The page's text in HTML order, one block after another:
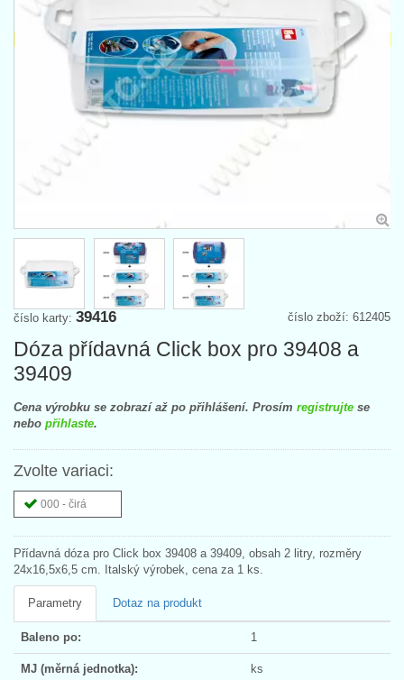
číslo zboží: 612405
číslo karty: 39416
Dóza přídavná Click box pro 39408 a
39409
Cena výrobku se zobrazí až po přihlášení. Prosím registrujte se
nebo přihlaste.
Zvolte variaci:
000 - čirá
Přídavná dóza pro Click box 39408 a 39409, obsah 2 litry, rozměry
24x16,5x6,5 cm. Italský výrobek, cena za 1 ks.
Parametry Dotaz na produkt
Baleno po: 1
MJ (měrná jednotka): ks